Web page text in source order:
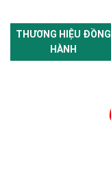
THƯƠNG HIỆU ĐỒNG
HÀNH